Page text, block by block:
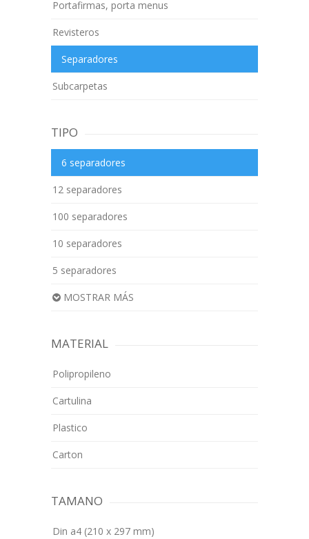
Portafirmas, porta menus
Revisteros
Separadores
Subcarpetas
TIPO
6 separadores
12 separadores
100 separadores
10 separadores
5 separadores
MOSTRAR MÁS
MATERIAL
Polipropileno
Cartulina
Plastico
Carton
TAMANO
Din a4 (210 x 297 mm)